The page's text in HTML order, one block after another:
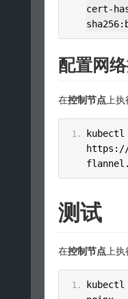
cert-
sha256:
配置网
在控制节点上执
https
flannel .
测试
在控制节点上执
kubectl